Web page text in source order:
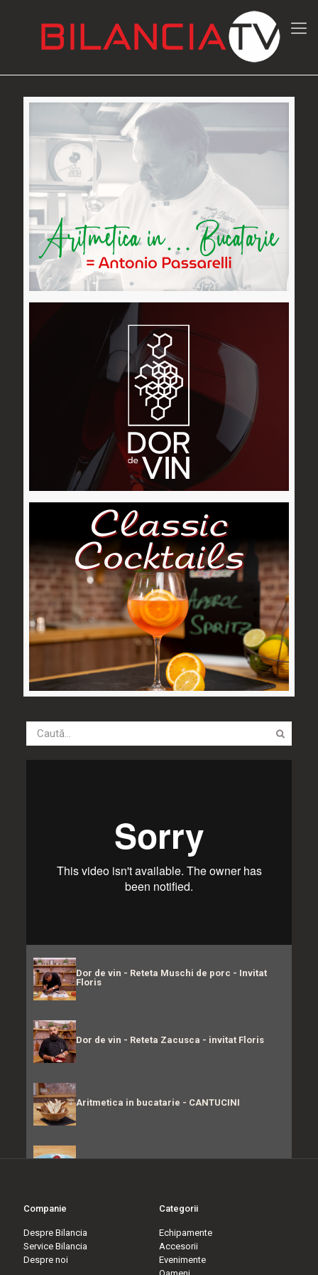
Dor de vin - Reteta Muschi de porc - Invitat
Floris
Dor de vin - Reteta Zacusca - invitat Floris
Aritmetica in bucatarie - CANTUCINI
Classic Cocktails - Gimlet
Companie
Despre Bilancia
Service Bilancia
Despre noi
Categorii
Echipamente
Accesorii
Evenimente